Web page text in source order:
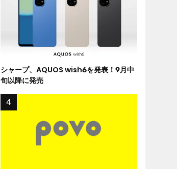
シャープ、AQUOS wish6を発表！9月中
旬以降に発売